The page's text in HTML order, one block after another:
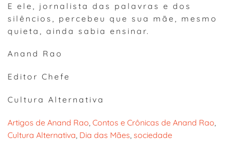
E ele, jornalista das palavras e dos
silêncios, percebeu que sua mãe, mesmo
quieta, ainda sabia ensinar.
Anand Rao
Editor Chefe
Cultura Alternativa
Artigos de Anand Rao Contos e Crônicas de Anand Rao
Cultura Alternativa Dia das Mães sociedade